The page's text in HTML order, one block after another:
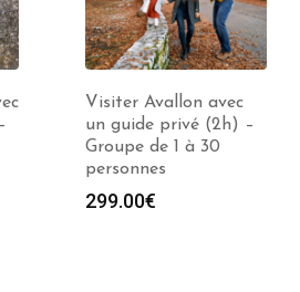
Visiter Auxerre avec
un guide privé (2h) –
Groupe de 1 à 30
personnes
299.00€